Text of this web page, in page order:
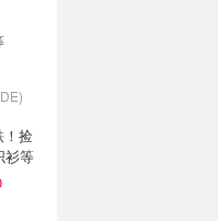
！捡
衫等